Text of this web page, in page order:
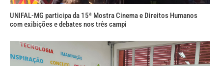
UNIFAL-MG participa da 15ª Mostra Cinema e Direitos Humanos
com exibições e debates nos três campi